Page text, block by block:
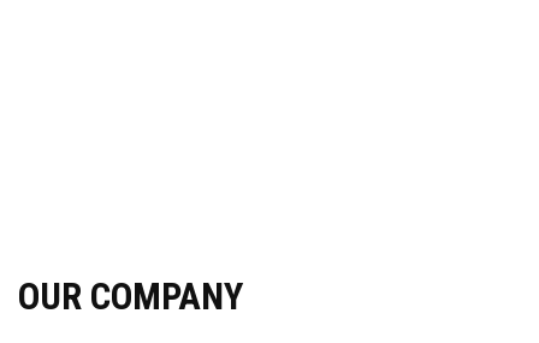
OUR COMPANY